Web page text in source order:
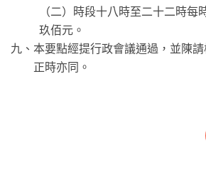
（二）時段十八時至二十二時每
玖佰元。
九、本要點經提行政會議通過，並陳
正時亦同。